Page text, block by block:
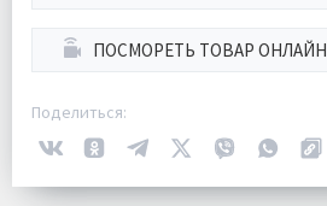
ПОСМОРЕТЬ ТОВАР ОНЛАЙН
Поделиться: